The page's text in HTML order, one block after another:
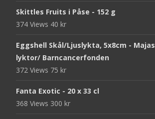
Skittles Fruits i Påse - 152 g
374 Views 40 kr
Eggshell Skål/Ljuslykta, 5x8cm - Majas
lyktor/ Barncancerfonden
372 Views 75 kr
Fanta Exotic - 20 x 33 cl
368 Views 300 kr